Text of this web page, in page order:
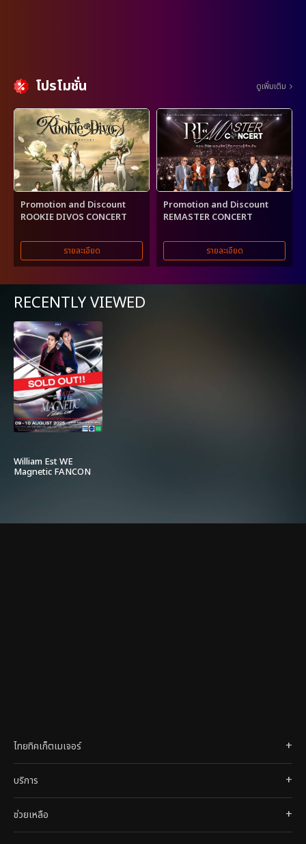
โปรโมชั่น ดูเพิ่มเติม
Promotion and Discount
ROOKIE DIVOS CONCERT
รายละเอียด
Promotion and Discount
REMASTER CONCERT
รายละเอียด
RECENTLY VIEWED
William Est WE
Magnetic FANCON
ไทยทิคเก็ตเมเจอร์
บริการ
ช่วยเหลือ